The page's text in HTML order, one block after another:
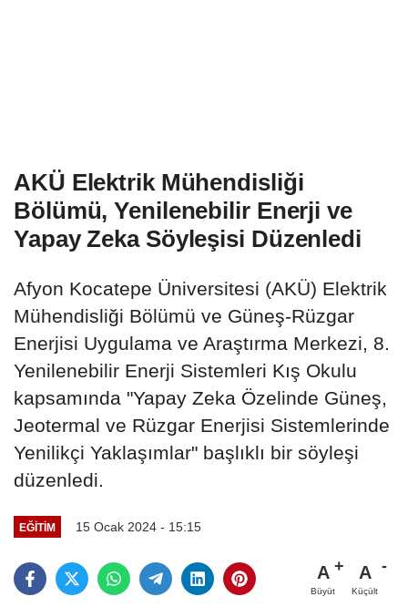
AKÜ Elektrik Mühendisliği
Bölümü, Yenilenebilir Enerji ve
Yapay Zeka Söyleşisi Düzenledi
Afyon Kocatepe Üniversitesi (AKÜ) Elektrik
Mühendisliği Bölümü ve Güneş-Rüzgar
Enerjisi Uygulama ve Araştırma Merkezi, 8.
Yenilenebilir Enerji Sistemleri Kış Okulu
kapsamında "Yapay Zeka Özelinde Güneş,
Jeotermal ve Rüzgar Enerjisi Sistemlerinde
Yenilikçi Yaklaşımlar" başlıklı bir söyleşi
düzenledi.
EĞITIM 15 Ocak 2024 - 15:15
A
Büyüt
A
Küçült